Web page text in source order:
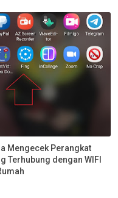
Mengecek Perangkat
Terhubung dengan WIFI